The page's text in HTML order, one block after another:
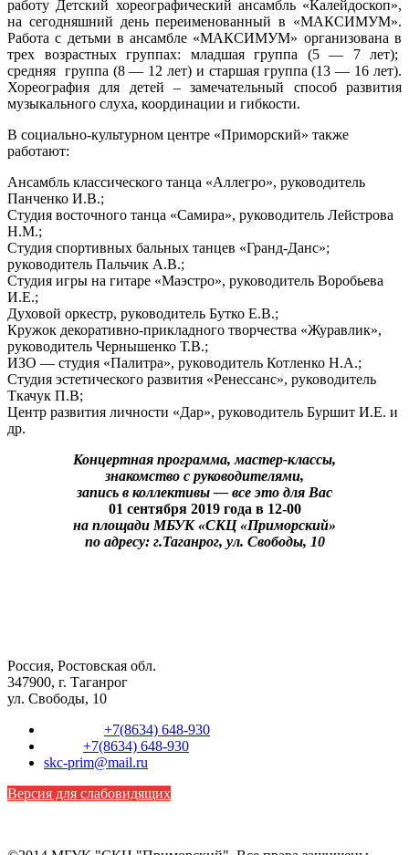
работу Детский хореографический ансамбль «Калейдоскоп»,
на сегодняшний день переименованный в «МАКСИМУМ».
Работа с детьми в ансамбле «МАКСИМУМ» организована в
трех возрастных группах: младшая группа (5 — 7 лет);
средняя группа (8 — 12 лет) и старшая группа (13 — 16 лет).
Хореография для детей – замечательный способ развития
музыкального слуха, координации и гибкости.
В социально-культурном центре «Приморский» также
работают:
Ансамбль классического танца «Аллегро», руководитель
Панченко И.В.;
Студия восточного танца «Самира», руководитель Лейстрова
Н.М.;
Студия спортивных бальных танцев «Гранд-Данс»;
руководитель Пальчик А.В.;
Студия игры на гитаре «Маэстро», руководитель Воробьева
И.Е.;
Духовой оркестр, руководитель Бутко Е.В.;
Кружок декоративно-прикладного творчества «Журавлик»,
руководитель Чернышенко Т.В.;
ИЗО — студия «Палитра», руководитель Котленко Н.А.;
Студия эстетического развития «Ренессанс», руководитель
Ткачук П.В;
Центр развития личности «Дар», руководитель Буршит И.Е. и
др.
Концертная программа, мастер-классы,
знакомство с руководителями,
запись в коллективы — все это для Вас
01 сентября 2019 года в 12-00
на площади МБУК «СКЦ «Приморский»
по адресу: г.Таганрог, ул. Свободы, 10
Россия, Ростовская обл.
347900, г. Таганрог
ул. Свободы, 10
+7(8634) 648-930
+7(8634) 648-930
skc-prim@mail.ru
Версия для слабовидящих